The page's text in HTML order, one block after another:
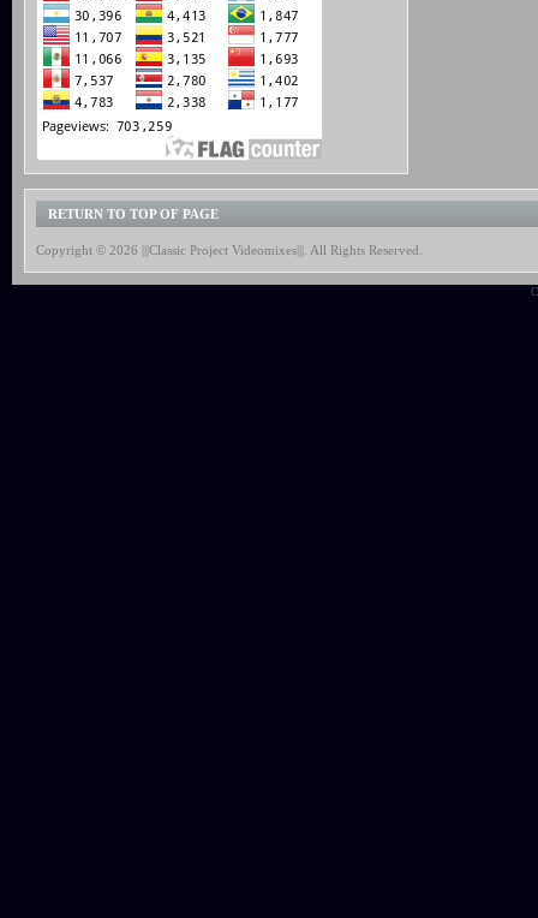
RETURN TO TOP OF PAGE
Copyright © 2026 |||Classic Project Videomixes|||. All Rights Reserved.